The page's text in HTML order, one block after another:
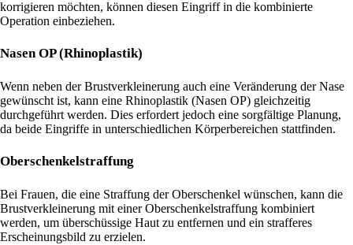
korrigieren möchten, können diesen Eingriff in die kombinierte
Operation einbeziehen.
Nasen OP (Rhinoplastik)
Wenn neben der Brustverkleinerung auch eine Veränderung der Nase
gewünscht ist, kann eine Rhinoplastik (Nasen OP) gleichzeitig
durchgeführt werden. Dies erfordert jedoch eine sorgfältige Planung,
da beide Eingriffe in unterschiedlichen Körperbereichen stattfinden.
Oberschenkelstraffung
Bei Frauen, die eine Straffung der Oberschenkel wünschen, kann die
Brustverkleinerung mit einer Oberschenkelstraffung kombiniert
werden, um überschüssige Haut zu entfernen und ein strafferes
Erscheinungsbild zu erzielen.